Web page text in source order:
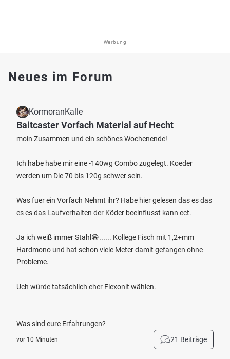
Werbung
Neues im Forum
KormoranKalle
Baitcaster Vorfach Material auf Hecht
moin Zusammen und ein schönes Wochenende!
Ich habe habe mir eine -140wg Combo zugelegt. Koeder
werden um Die 70 bis 120g schwer sein.
Was fuer ein Vorfach Nehmt ihr? Habe hier gelesen das es das
es es das Laufverhalten der Köder beeinflusst kann ect.
Ja ich weiß immer Stahl😁...... Kollege Fisch mit 1,2+mm
Hardmono und hat schon viele Meter damit gefangen ohne
Probleme.
Uch würde tatsächlich eher Flexonit wählen.
Was sind eure Erfahrungen?
vor 10 Minuten 21 Beiträge